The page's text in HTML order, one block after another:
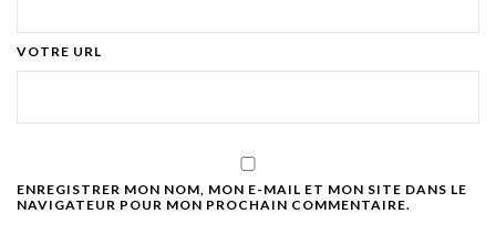
VOTRE URL
ENREGISTRER MON NOM, MON E-MAIL ET MON SITE DANS LE
NAVIGATEUR POUR MON PROCHAIN COMMENTAIRE.